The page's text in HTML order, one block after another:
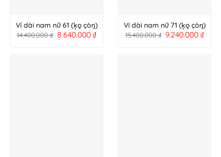
Ví dài nam nữ 61 (ķǫ çòŋ)
14.400.000₫ 8.640.000 ₫
Ví dài nam nữ 71 (ķǫ çòŋ)
15.400.000₫ 9.240.000₫